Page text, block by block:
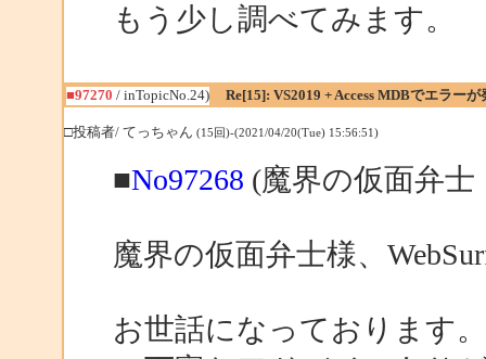
もう少し調べてみます。
■97270 / inTopicNo.24) Re[15]: VS2019 + Access MDBでエラーが
□投稿者/ てっちゃん (15回)-(2021/04/20(Tue) 15:56:51)
■No97268 (魔界の仮面弁
魔界の仮面弁士様、
お世話になっております。